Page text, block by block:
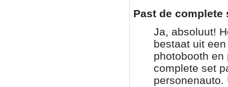
Past de complete
Ja, absoluut!
bestaat uit
photobooth en
complete set
personenauto.